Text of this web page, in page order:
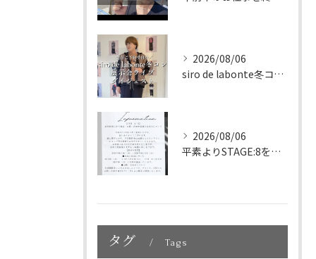
2026/08/06
siro de labonte冬コレクション展示会ライブダイ...
2026/08/06
平素よりSTAGE:8をご利用いただき、誠にありがとうござい...
タグ Tags